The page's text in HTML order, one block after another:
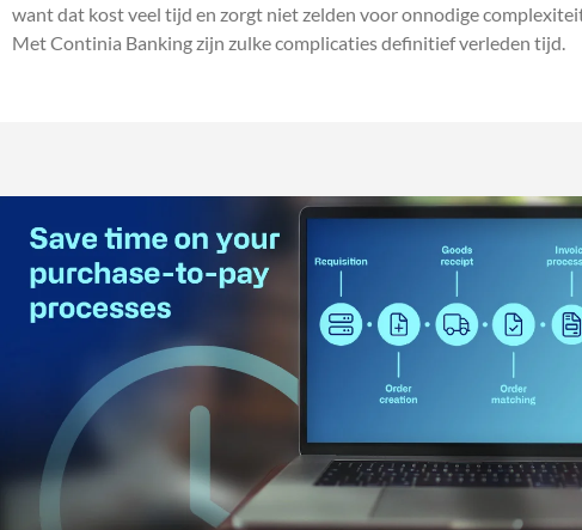
want dat kost veel tijd en zorgt niet zelden voor onnodige
Met Continia Banking zijn zulke complicaties definitief verleden tijd.